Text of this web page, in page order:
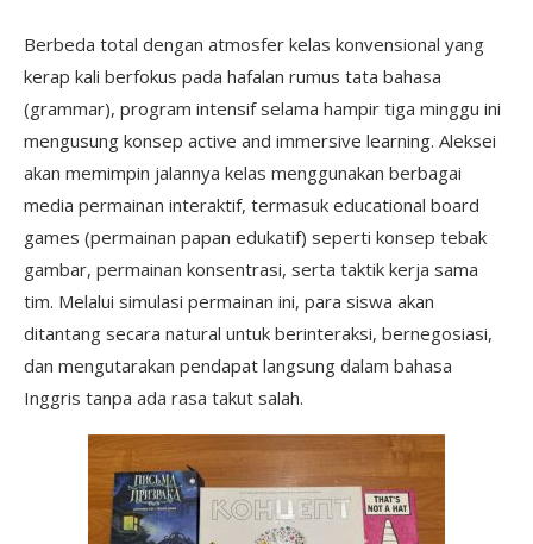
Berbeda total dengan atmosfer kelas konvensional yang
kerap kali berfokus pada hafalan rumus tata bahasa
(grammar), program intensif selama hampir tiga minggu ini
mengusung konsep active and immersive learning. Aleksei
akan memimpin jalannya kelas menggunakan berbagai
media permainan interaktif, termasuk educational board
games (permainan papan edukatif) seperti konsep tebak
gambar, permainan konsentrasi, serta taktik kerja sama
tim. Melalui simulasi permainan ini, para siswa akan
ditantang secara natural untuk berinteraksi, bernegosiasi,
dan mengutarakan pendapat langsung dalam bahasa
Inggris tanpa ada rasa takut salah.